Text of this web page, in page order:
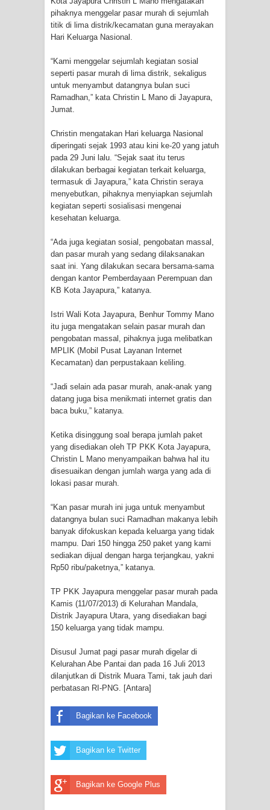
Tiga Personel Polresta Jayapura Kota
Kapolresta Jayapura Kota
Mengapresiasi Antusiasme Warga
2026 di Lapangan Karang PTC Entrop
Kebakaran Hanguskan Satu Rumah
di Kompleks Asrama Polisi Sorong
Profil Lengkap Papua Barat, Bumi
Cenderawasih di Ujung Barat Papua
Profil Lengkap Provinsi Papua, Bumi
Indonesia
Profil Lengkap Aceh, Provinsi
Lima Rumah Pribadi Terbakar Di
Gempa M3,3 Guncang Nabire, BMKG
Imbau Waspada Susulan
Protes Tumpukan Sampah dengan
Menghambur ke Tengah Jalan
Hilangnya Agustina Ester Bonsapia
Marthen Medlama Sebut Pemprov
Papua Siapkan 1000 Kuota Beasiswa
Mace
Bantuan CSR untuk RS Bhayangkara
Polda Papua pada Peringatan Hari
pihaknya menggelar pasar murah di sejumlah
titik di lima distrik/kecamatan guna merayakan
Hari Keluarga Nasional.
“Kami menggelar sejumlah kegiatan sosial
seperti pasar murah di lima distrik, sekaligus
untuk menyambut datangnya bulan suci
Ramadhan,” kata Christin L Mano di Jayapura,
Jumat.
Christin mengatakan Hari keluarga Nasional
diperingati sejak 1993 atau kini ke-20 yang jatuh
pada 29 Juni lalu. “Sejak saat itu terus
dilakukan berbagai kegiatan terkait keluarga,
termasuk di Jayapura,” kata Christin seraya
menyebutkan, pihaknya menyiapkan sejumlah
kegiatan seperti sosialisasi mengenai
kesehatan keluarga.
“Ada juga kegiatan sosial, pengobatan massal,
dan pasar murah yang sedang dilaksanakan
saat ini. Yang dilakukan secara bersama-sama
dengan kantor Pemberdayaan Perempuan dan
KB Kota Jayapura,” katanya.
Istri Wali Kota Jayapura, Benhur Tommy Mano
itu juga mengatakan selain pasar murah dan
pengobatan massal, pihaknya juga melibatkan
MPLIK (Mobil Pusat Layanan Internet
Kecamatan) dan perpustakaan keliling.
“Jadi selain ada pasar murah, anak-anak yang
datang juga bisa menikmati internet gratis dan
baca buku,” katanya.
Ketika disinggung soal berapa jumlah paket
yang disediakan oleh TP PKK Kota Jayapura,
Christin L Mano menyampaikan bahwa hal itu
disesuaikan dengan jumlah warga yang ada di
lokasi pasar murah.
“Kan pasar murah ini juga untuk menyambut
datangnya bulan suci Ramadhan makanya lebih
banyak difokuskan kepada keluarga yang tidak
mampu. Dari 150 hingga 250 paket yang kami
sediakan dijual dengan harga terjangkau, yakni
Rp50 ribu/paketnya,” katanya.
TP PKK Jayapura menggelar pasar murah pada
Kamis (11/07/2013) di Kelurahan Mandala,
Distrik Jayapura Utara, yang disediakan bagi
150 keluarga yang tidak mampu.
Disusul Jumat pagi pasar murah digelar di
Kelurahan Abe Pantai dan pada 16 Juli 2013
dilanjutkan di Distrik Muara Tami, tak jauh dari
perbatasan RI-PNG. [Antara]
Bagikan ke Facebook
Bagikan ke Twitter
Bagikan ke Google Plus